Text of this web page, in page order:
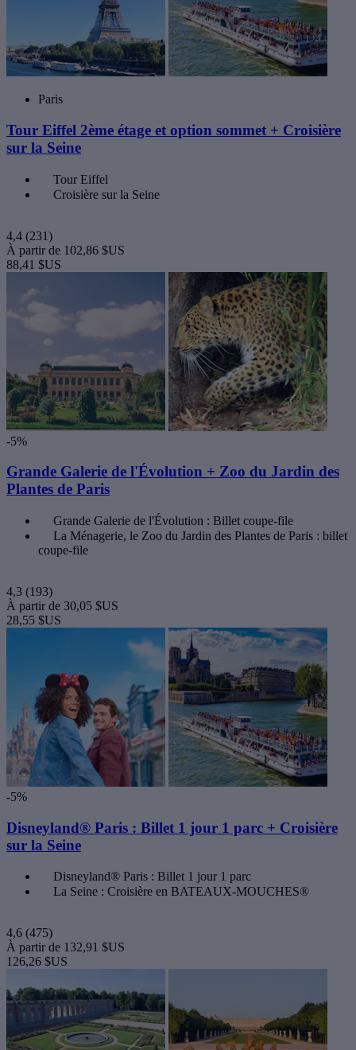
Paris
Tour Eiffel 2ème étage et option sommet + Croisière
sur la Seine
Tour Eiffel
Croisière sur la Seine
4,4 (231)
À partir de 102,86 $US
88,41 $US
-5%
Grande Galerie de l'Évolution + Zoo du Jardin des
Plantes de Paris
Grande Galerie de l'Évolution : Billet coupe-file
La Ménagerie, le Zoo du Jardin des Plantes de Paris : billet
coupe-file
4,3 (193)
À partir de 30,05 $US
28,55 $US
-5%
Disneyland® Paris : Billet 1 jour 1 parc + Croisière
sur la Seine
Disneyland® Paris : Billet 1 jour 1 parc
La Seine : Croisière en BATEAUX-MOUCHES®
4,6 (475)
À partir de 132,91 $US
126,26 $US